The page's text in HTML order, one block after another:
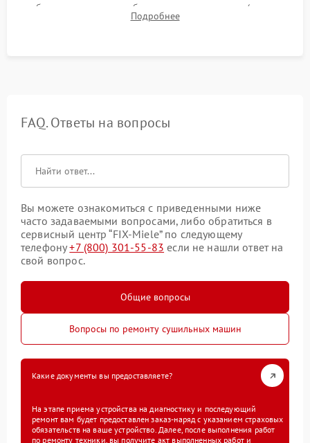
набора температуры, работы дренажного насоса (откачка
конденсата) и отсутствия посторонних скрипов, стуков или
Подробнее
FAQ. Ответы на вопросы
Вы можете ознакомиться с приведенными ниже
часто задаваемыми вопросами, либо обратиться в
сервисный центр “FIX-Miele” по следующему
телефону+7 (800) 301-55-83 если не нашли ответ на
свой вопрос.
Общие вопросы
Вопросы по ремонту сушильных машин
Какие документы вы предоставляете?
На этапе приема устройства на диагностику и последующий
ремонт вам будет предоставлен заказ-наряд с указанием страховых
обязательств на ваше устройство. Далее, после выполнения работ
по ремонту техники, вы получите акт выполненных работ и